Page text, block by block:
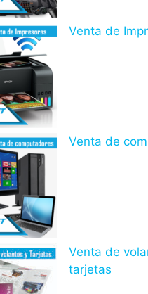
Venta de
Venta de
Venta de
tarjetas